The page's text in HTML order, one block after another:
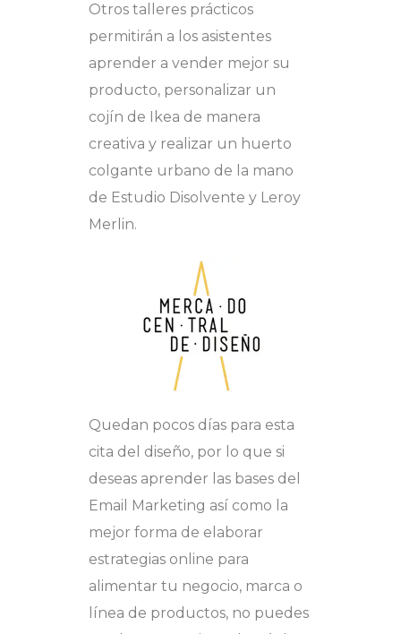
Otros talleres prácticos
permitirán a los asistentes
aprender a vender mejor su
producto, personalizar un
cojín de Ikea de manera
creativa y realizar un huerto
colgante urbano de la mano
de Estudio Disolvente y Leroy
Merlin.
Quedan pocos días para esta
cita del diseño, por lo que si
deseas aprender las bases del
Email Marketing así como la
mejor forma de elaborar
estrategias online para
alimentar tu negocio, marca o
línea de productos, no puedes